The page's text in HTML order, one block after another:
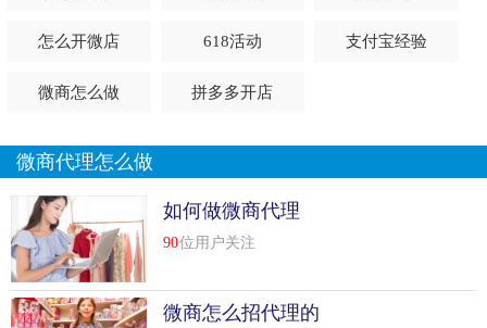
怎么开微店 618活动 支付宝经验
微商怎么做 拼多多开店
微商代理怎么做
如何做微商代理
90位用户关注
微商怎么招代理的